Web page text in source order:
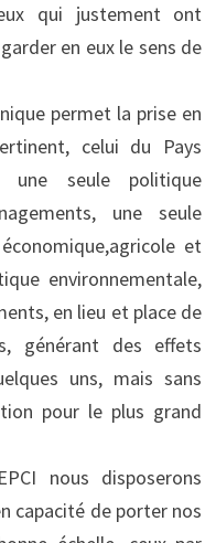
qui justement ont
en eux le sens de
permet la prise en
celui du Pays
une seule politique
une seule
et
environnementale,
en lieu et place de
générant des effets
uns, mais sans
pour le plus grand
nous disposerons
capacité de porter nos